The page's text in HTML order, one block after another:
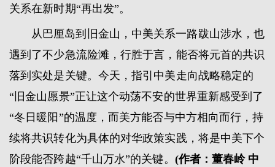
关系在新时期“再出发”。
从巴厘岛到旧金山，中美关系一路跋山涉水，也
遇到了不少急流险滩，行胜于言，能否将元首的共识
落到实处是关键。今天，指引中美走向战略稳定的
“旧金山愿景”正让这个动荡不安的世界重新感受到了
“冬日暖阳”的温度，而美方能否与中方相向而行，持
续将共识转化为具体的对华政策实践，将是中美下个
阶段能否跨越“千山万水”的关键。 (作者：董春岭 中